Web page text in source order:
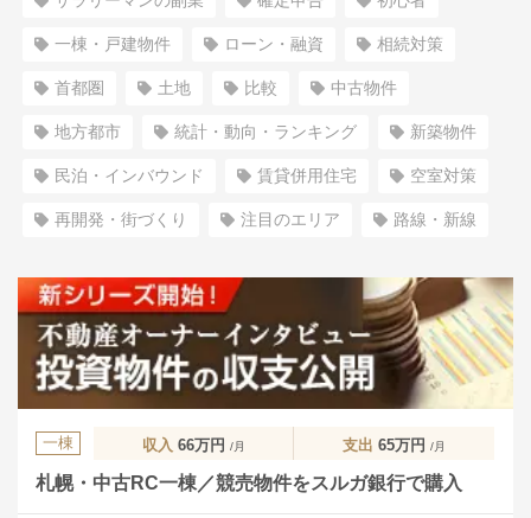
一棟・戸建物件 ローン・融資 相続対策
首都圏 土地 比較 中古物件
地方都市 統計・動向・ランキング 新築物件
民泊・インバウンド 賃貸併用住宅 空室対策
再開発・街づくり 注目のエリア 路線・新線
一棟 収入 66万円 /月 支出 65万円 /月
札幌・中古RC一棟／競売物件をスルガ銀行で購入